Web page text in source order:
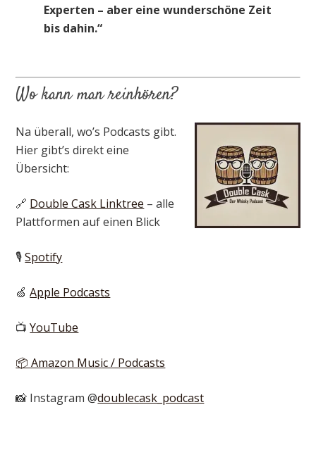
Experten – aber eine wunderschöne Zeit
bis dahin.“
Wo kann man reinhören?
Na überall, wo’s Podcasts gibt.
Hier gibt’s direkt eine
Übersicht:
🔗 Double Cask Linktree – alle
Plattformen auf einen Blick
🎙️Spotify
🍏Apple Podcasts
📺YouTube
📦 Amazon Music / Podcasts
📸 Instagram @doublecask_podcast